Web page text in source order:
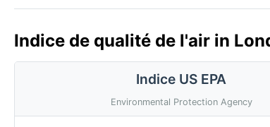
Indice de qualité de l'air in
Indice US EPA
Environmental Protection Agency